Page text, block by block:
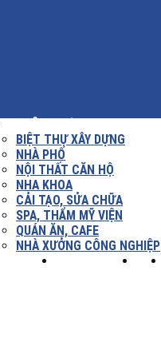
BIỆT THỰ XÂY DỰNG
NHÀ PHỐ
NỘI THẤT CĂN HỘ
NHA KHOA
CẢI TẠO, SỬA CHỮA
SPA, THẨM MỸ VIỆN
QUÁN ĂN, CAFE
NHÀ XƯỞNG CÔNG NGHIỆP